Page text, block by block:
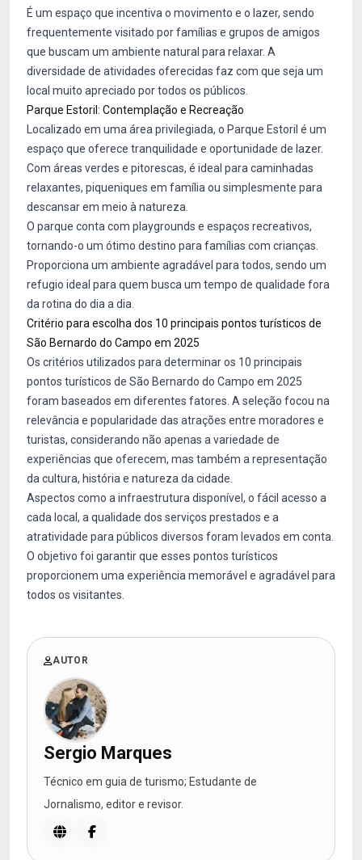
É um espaço que incentiva o movimento e o lazer, sendo
frequentemente visitado por famílias e grupos de amigos
que buscam um ambiente natural para relaxar. A
diversidade de atividades oferecidas faz com que seja um
local muito apreciado por todos os públicos.
Parque Estoril: Contemplação e Recreação
Localizado em uma área privilegiada, o Parque Estoril é um
espaço que oferece tranquilidade e oportunidade de lazer.
Com áreas verdes e pitorescas, é ideal para caminhadas
relaxantes, piqueniques em família ou simplesmente para
descansar em meio à natureza.
O parque conta com playgrounds e espaços recreativos,
tornando-o um ótimo destino para famílias com crianças.
Proporciona um ambiente agradável para todos, sendo um
refugio ideal para quem busca um tempo de qualidade fora
da rotina do dia a dia.
Critério para escolha dos 10 principais pontos turísticos de
São Bernardo do Campo em 2025
Os critérios utilizados para determinar os 10 principais
pontos turísticos de São Bernardo do Campo em 2025
foram baseados em diferentes fatores. A seleção focou na
relevância e popularidade das atrações entre moradores e
turistas, considerando não apenas a variedade de
experiências que oferecem, mas também a representação
da cultura, história e natureza da cidade.
Aspectos como a infraestrutura disponível, o fácil acesso a
cada local, a qualidade dos serviços prestados e a
atratividade para públicos diversos foram levados em conta.
O objetivo foi garantir que esses pontos turísticos
proporcionem uma experiência memorável e agradável para
todos os visitantes.
AUTOR
Sergio Marques
Técnico em guia de turismo; Estudante de
Jornalismo, editor e revisor.